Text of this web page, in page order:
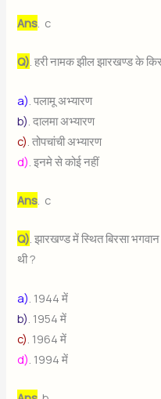
Ans. c
Q). हरी नामक झील झारखण्ड के
a) . पलामू अभ्यारण
b) . दालमा अभ्यारण
c) . तोपचांची अभ्यारण
d) . इनमे से कोई नहीं
Ans. c
Q). झारखण्ड में स्थित बिरसा
थी ?
a) . 1944 में
b) . 1954 में
c) . 1964 में
d) . 1994 में